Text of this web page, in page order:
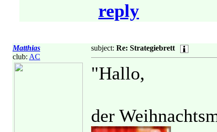
reply
Matthias
club: AC
subject: Re: Strategiebrett
"Hallo,
der